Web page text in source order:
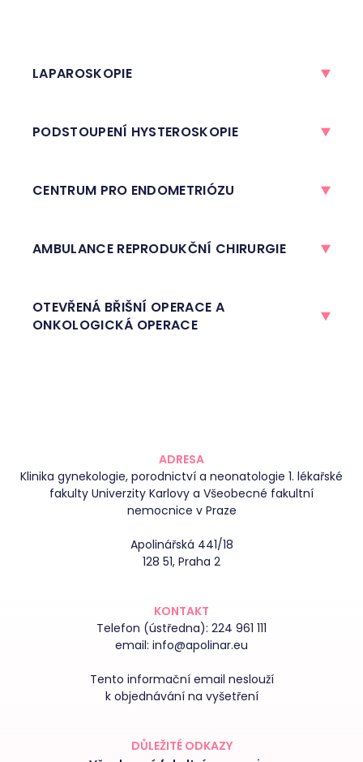
LAPAROSKOPIE
PODSTOUPENÍ HYSTEROSKOPIE
CENTRUM PRO ENDOMETRIÓZU
AMBULANCE REPRODUKČNÍ CHIRURGIE
OTEVŘENÁ BŘIŠNÍ OPERACE A
ONKOLOGICKÁ OPERACE
ADRESA
Klinika gynekologie, porodnictví a neonatologie 1. lékařské
fakulty Univerzity Karlovy a Všeobecné fakultní
nemocnice v Praze
Apolinářská 441/18
128 51, Praha 2
KONTAKT
Telefon (ústředna): 224 961 111
email: info@apolinar.eu
Tento informační email neslouží
k objednávání na vyšetření
DŮLEŽITÉ ODKAZY